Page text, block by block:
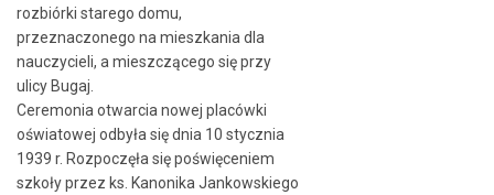
rozbiórki starego domu,
przeznaczonego na mieszkania dla
nauczycieli, a mieszczącego się przy
ulicy Bugaj.
Ceremonia otwarcia nowej placówki
oświatowej odbyła się dnia 10 stycznia
1939 r. Rozpoczęła się poświęceniem
szkoły przez ks. Kanonika Jankowskiego